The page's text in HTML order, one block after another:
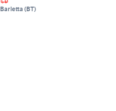
Barletta (BT)